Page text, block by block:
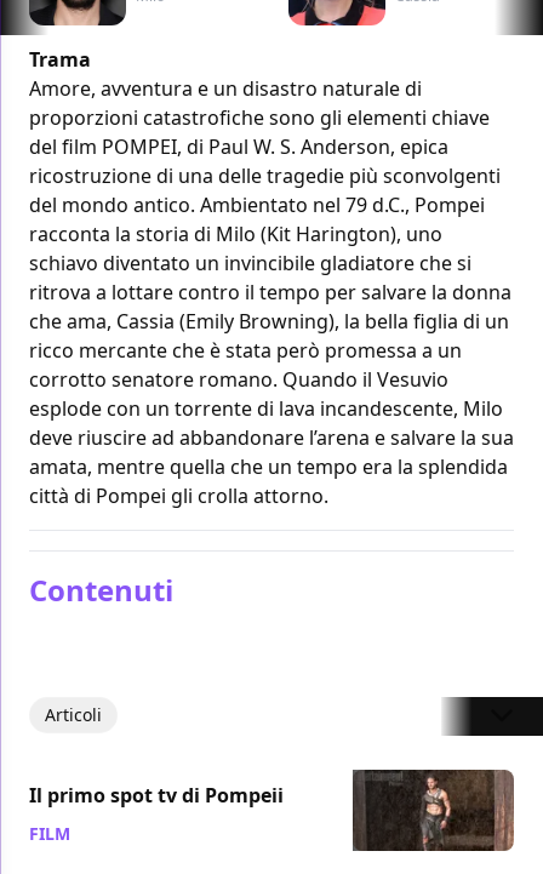
Trama
Amore, avventura e un disastro naturale di
proporzioni catastrofiche sono gli elementi chiave
del film POMPEI, di Paul W. S. Anderson, epica
ricostruzione di una delle tragedie più sconvolgenti
del mondo antico. Ambientato nel 79 d.C., Pompei
racconta la storia di Milo (Kit Harington), uno
schiavo diventato un invincibile gladiatore che si
ritrova a lottare contro il tempo per salvare la donna
che ama, Cassia (Emily Browning), la bella figlia di un
ricco mercante che è stata però promessa a un
corrotto senatore romano. Quando il Vesuvio
esplode con un torrente di lava incandescente, Milo
deve riuscire ad abbandonare l’arena e salvare la sua
amata, mentre quella che un tempo era la splendida
città di Pompei gli crolla attorno.
Contenuti
Articoli
Il primo spot tv di Pompeii
FILM